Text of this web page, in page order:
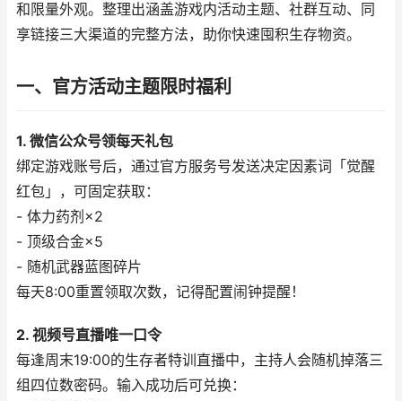
和限量外观。整理出涵盖游戏内活动主题、社群互动、同
享链接三大渠道的完整方法，助你快速囤积生存物资。
一、官方活动主题限时福利
1. 微信公众号领每天礼包
绑定游戏账号后，通过官方服务号发送决定因素词「觉醒
红包」，可固定获取：
- 体力药剂×2
- 顶级合金×5
- 随机武器蓝图碎片
每天8:00重置领取次数，记得配置闹钟提醒！
2. 视频号直播唯一口令
每逢周末19:00的生存者特训直播中，主持人会随机掉落三
组四位数密码。输入成功后可兑换：